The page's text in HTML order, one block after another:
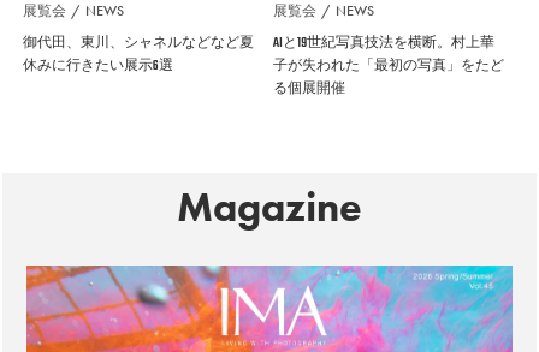
展覧会 NEWS
御代田、東川、シャネルなどなど夏
休みに行きたい展示6選
展覧会 NEWS
AIと19世紀写真技法を横断。村上華
子が失われた「最初の写真」をたど
る個展開催
Magazine